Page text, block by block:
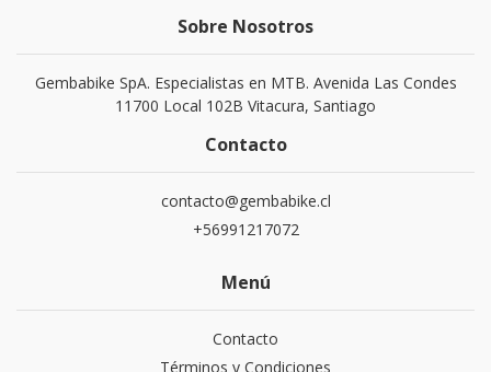
Sobre Nosotros
Gembabike SpA. Especialistas en MTB. Avenida Las Condes
11700 Local 102B Vitacura, Santiago
Contacto
contacto@gembabike.cl
+56991217072
Menú
Contacto
Términos y Condiciones